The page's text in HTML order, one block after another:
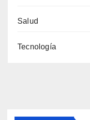
Salud
Tecnología